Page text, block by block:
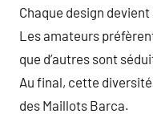
Chaque design
Les amateurs
que d’autres sont
Au final, cette
des Maillots Barca.